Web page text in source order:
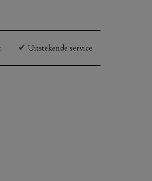
Uitstekende service